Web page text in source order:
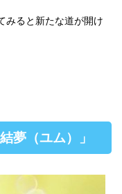
みると新たな道が開け
夢（ユム）」